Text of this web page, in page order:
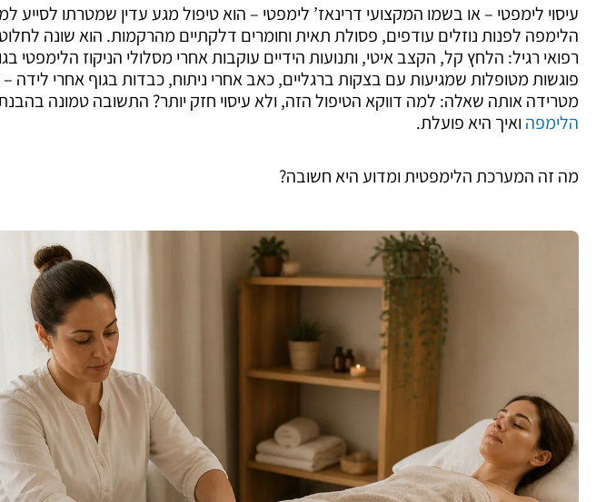
עיסוי לימפטי – או בשמו המקצועי דרינאז’ לימפטי – הוא טיפול מגע עדין שמטרתו לסייע
הלימפה לפנות נוזלים עודפים, פסולת תאית וחומרים דלקתיים מהרקמות. הוא שונה
רפואי רגיל: הלחץ קל, הקצב איטי, ותנועות הידיים עוקבות אחרי מסלולי הניקוז הלימפטי
פוגשות מטופלות שמגיעות עם בצקות ברגליים, כאב אחרי ניתוח, כבדות בגוף אחרי לידה –
מטרידה אותה שאלה: למה דווקא הטיפול הזה, ולא עיסוי חזק יותר? התשובה טמונה
הלימפהואיך היא פועלת.
מה זה המערכת הלימפטית ומדוע היא חשובה?